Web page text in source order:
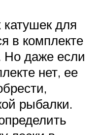
для
в комплекте
Но даже если
нет, ее
рыбалки.